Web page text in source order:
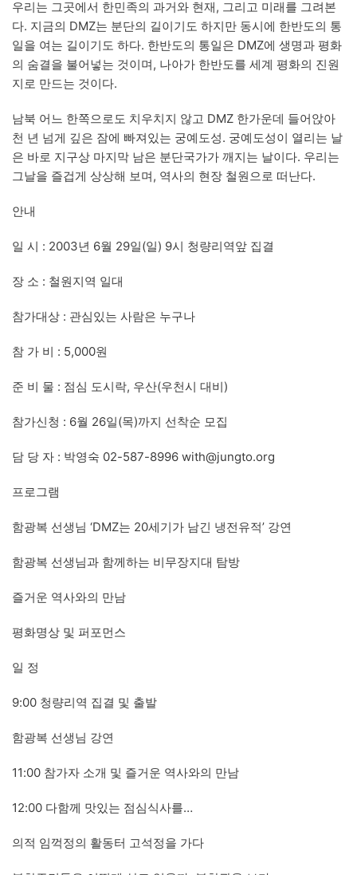
우리는 그곳에서 한민족의 과거와 현재, 그리고 미래를 그려본
다. 지금의 DMZ는 분단의 길이기도 하지만 동시에 한반도의 통
일을 여는 길이기도 하다. 한반도의 통일은 DMZ에 생명과 평화
의 숨결을 불어넣는 것이며, 나아가 한반도를 세계 평화의 진원
지로 만드는 것이다.
남북 어느 한쪽으로도 치우치지 않고 DMZ 한가운데 들어앉아
천 년 넘게 깊은 잠에 빠져있는 궁예도성. 궁예도성이 열리는 날
은 바로 지구상 마지막 남은 분단국가가 깨지는 날이다. 우리는
그날을 즐겁게 상상해 보며, 역사의 현장 철원으로 떠난다.
안내
일 시 : 2003년 6월 29일(일) 9시 청량리역앞 집결
장 소 : 철원지역 일대
참가대상 : 관심있는 사람은 누구나
참 가 비 : 5,000원
준 비 물 : 점심 도시락, 우산(우천시 대비)
참가신청 : 6월 26일(목)까지 선착순 모집
담 당 자 : 박영숙 02-587-8996 with@jungto.org
프로그램
함광복 선생님 ‘DMZ는 20세기가 남긴 냉전유적’ 강연
함광복 선생님과 함께하는 비무장지대 탐방
즐거운 역사와의 만남
평화명상 및 퍼포먼스
일 정
9:00 청량리역 집결 및 출발
함광복 선생님 강연
11:00 참가자 소개 및 즐거운 역사와의 만남
12:00 다함께 맛있는 점심식사를…
의적 임꺽정의 활동터 고석정을 가다